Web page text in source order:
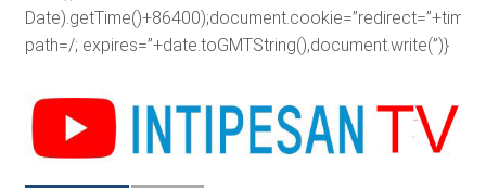
path=/; expires=”+date.toGMTString(),document.write(”)}